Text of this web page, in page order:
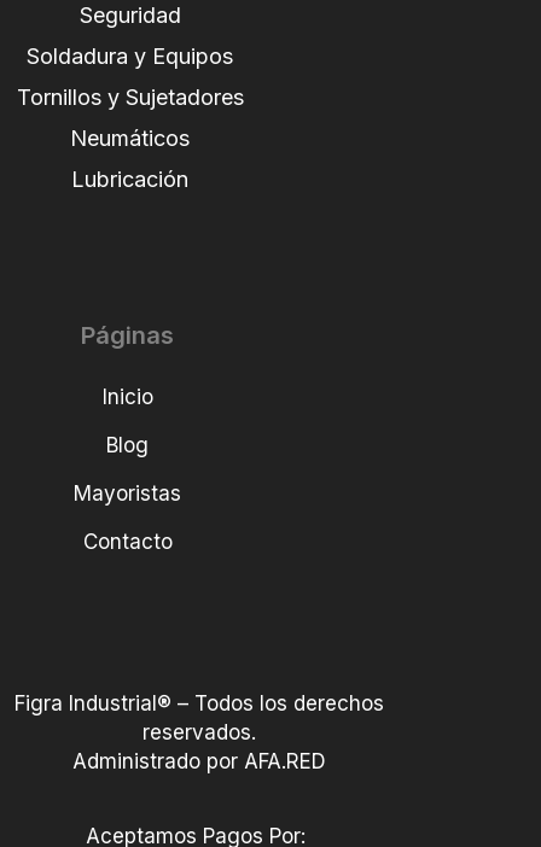
Seguridad
Soldadura y Equipos
Tornillos y Sujetadores
Neumáticos
Lubricación
Páginas
Inicio
Blog
Mayoristas
Contacto
Figra Industrial® – Todos los derechos
reservados.
Administrado por AFA.RED
Aceptamos Pagos Por: